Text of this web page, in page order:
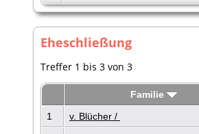
Eheschließung
Treffer 1 bis 3 von 3
Familie
1
v. Blücher /